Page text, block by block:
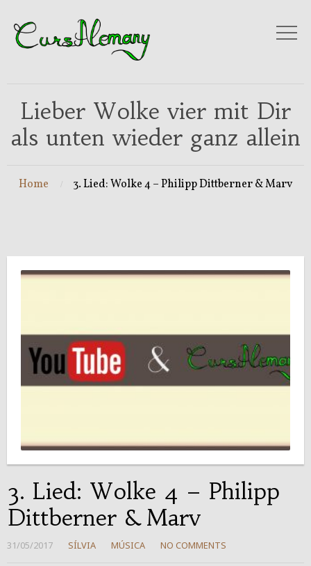
Lieber Wolke vier mit Dir
als unten wieder ganz allein
Home 3. Lied: Wolke 4 – Philipp Dittberner & Marv
3. Lied: Wolke 4 – Philipp
Dittberner & Marv
31/05/2017 SÍLVIA MÚSICA NO COMMENTS